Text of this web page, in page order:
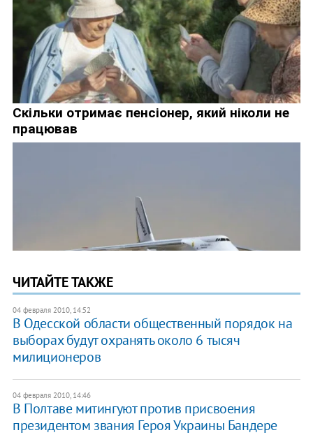
ЧИТАЙТЕ ТАКЖЕ
04 февраля 2010, 14:52
В Одесской области общественный порядок на
выборах будут охранять около 6 тысяч
милиционеров
04 февраля 2010, 14:46
В Полтаве митингуют против присвоения
президентом звания Героя Украины Бандере